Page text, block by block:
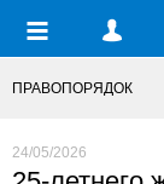
ПРАВОПОРЯДОК
24/05/2026